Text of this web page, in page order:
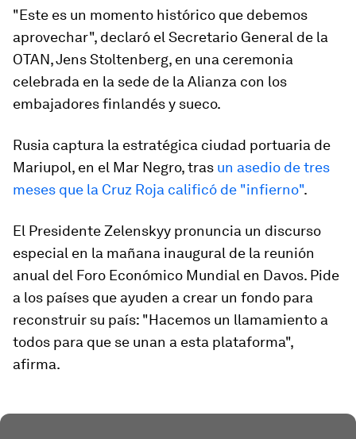
"Este es un momento histórico que debemos
aprovechar", declaró el Secretario General de la
OTAN, Jens Stoltenberg, en una ceremonia
celebrada en la sede de la Alianza con los
embajadores finlandés y sueco.
Rusia captura la estratégica ciudad portuaria de
Mariupol, en el Mar Negro, tras un asedio de tres
meses que la Cruz Roja calificó de "infierno".
El Presidente Zelenskyy pronuncia un discurso
especial en la mañana inaugural de la reunión
anual del Foro Económico Mundial en Davos. Pide
a los países que ayuden a crear un fondo para
reconstruir su país: "Hacemos un llamamiento a
todos para que se unan a esta plataforma",
afirma.